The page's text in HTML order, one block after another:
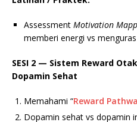
Assessment Motivation
memberi energi vs
SESI 2 — Sistem Reward
Dopamin Sehat
Memahami “Reward
Dopamin sehat vs dopamin